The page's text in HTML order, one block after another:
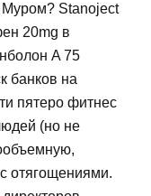
Муром? Stanoject
20mg в
A 75
банков на
пятеро фитнес
(но не
отягощениями.